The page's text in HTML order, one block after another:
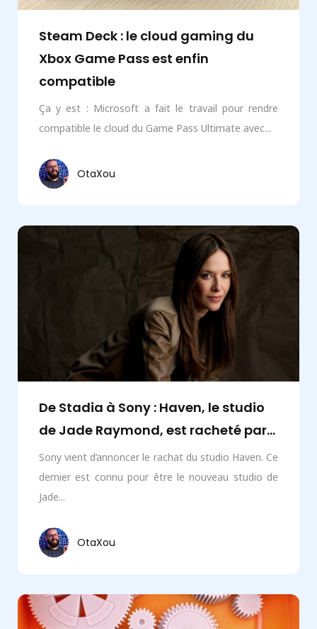
Steam Deck : le cloud gaming du
Xbox Game Pass est enfin
compatible
Ça y est : Microsoft a fait le travail pour rendre
compatible le cloud du Game Pass Ultimate avec...
OtaXou
De Stadia à Sony : Haven, le studio
de Jade Raymond, est racheté par...
Sony vient d’annoncer le rachat du studio Haven. Ce
dernier est connu pour être le nouveau studio de
Jade...
OtaXou